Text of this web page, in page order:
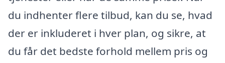
du indhenter flere tilbud, kan du se, hvad
der er inkluderet i hver plan, og sikre, at
du får det bedste forhold mellem pris og